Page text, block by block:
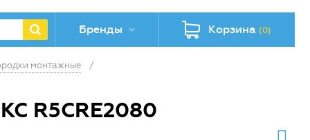
Бренды Корзина (0)
монтажные
/
R5CRE2080